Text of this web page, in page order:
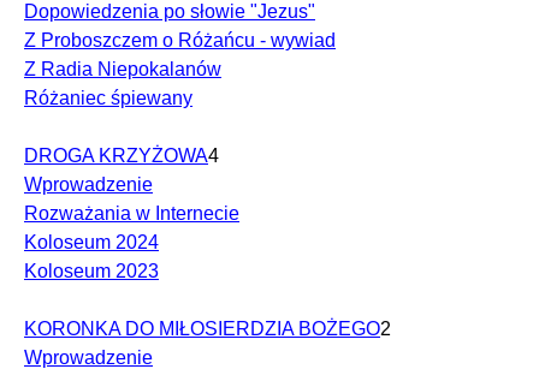
Dopowiedzenia po słowie "Jezus"
Z Proboszczem o Różańcu - wywiad
Z Radia Niepokalanów
Różaniec śpiewany
DROGA KRZYŻOWA4
Wprowadzenie
Rozważania w Internecie
Koloseum 2024
Koloseum 2023
KORONKA DO MIŁOSIERDZIA BOŻEGO2
Wprowadzenie